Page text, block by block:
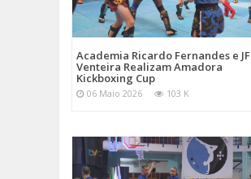
Academia Ricardo Fernandes e JF
Venteira Realizam Amadora
Kickboxing Cup
06 Maio 2026 103 K